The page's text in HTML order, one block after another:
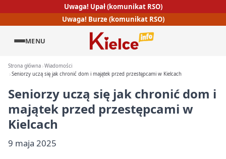
Uwaga! Upał (komunikat RSO)
Uwaga! Burze (komunikat RSO)
MENU
Strona główna Wiadomości
Seniorzy uczą się jak chronić dom i majątek przed przestępcami w Kielcach
Seniorzy uczą się jak chronić dom i
majątek przed przestępcami w
Kielcach
9 maja 2025